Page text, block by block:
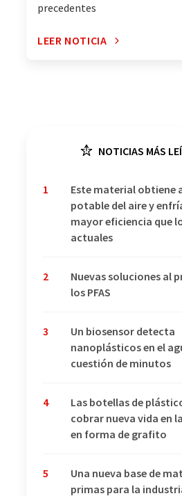
precedentes
LEER NOTICIA
NOTICIAS MÁS
1
Este material obtiene
potable del aire y
mayor eficiencia que
actuales
2
Nuevas soluciones al
los PFAS
3
Un biosensor detecta
nanoplásticos en el
cuestión de minutos
4
Las botellas de
cobrar nueva vida en
en forma de grafito
5
Una nueva base de
primas para la